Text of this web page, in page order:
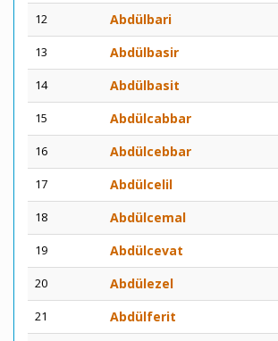
12 Abdülbari
13 Abdülbasir
14 Abdülbasit
15 Abdülcabbar
16 Abdülcebbar
17 Abdülcelil
18 Abdülcemal
19 Abdülcevat
20 Abdülezel
21 Abdülferit